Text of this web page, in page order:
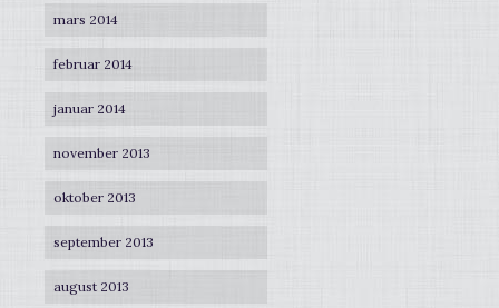
mars 2014
februar 2014
januar 2014
november 2013
oktober 2013
september 2013
august 2013